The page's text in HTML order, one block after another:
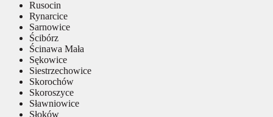
Rusocin
Rynarcice
Sarnowice
Ścibórz
Ścinawa Mała
Sękowice
Siestrzechowice
Skorochów
Skoroszyce
Sławniowice
Słoków